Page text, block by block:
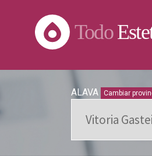
Todo
ALAVA Cambiar